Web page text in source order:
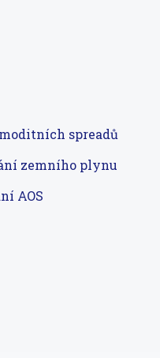
spreadů
zemního plynu
AOS